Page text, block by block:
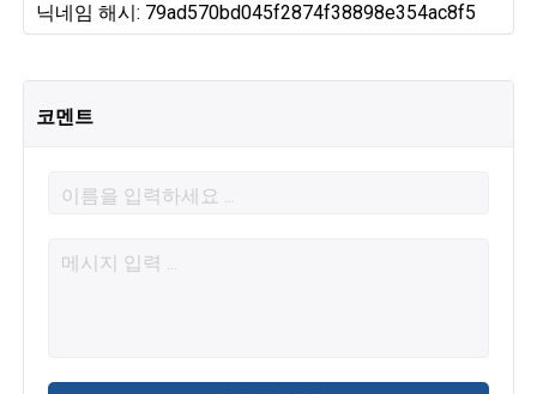
닉네임 해시: 79ad570bd045f2874f38898e354ac8f5
코멘트